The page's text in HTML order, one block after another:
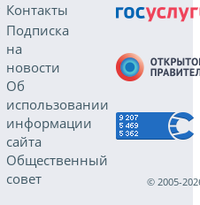
Контакты
Подписка
на
новости
Об
использовании
информации
сайта
Общественный
совет
© 2005-